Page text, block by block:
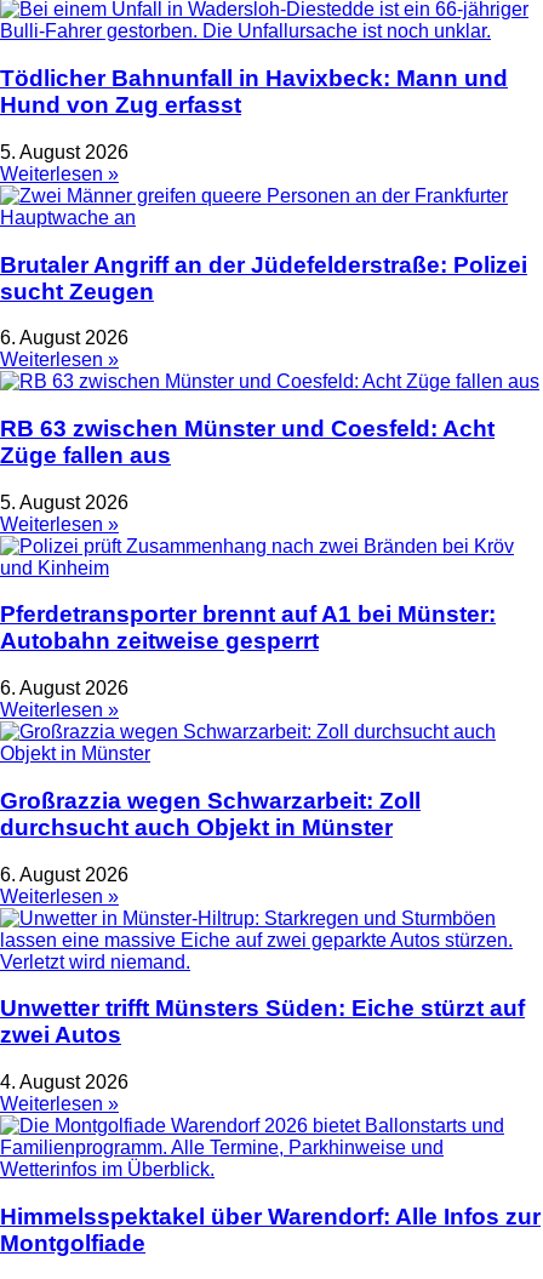
Tödlicher Bahnunfall in Havixbeck: Mann und
Hund von Zug erfasst
5. August 2026
Weiterlesen »
Brutaler Angriff an der Jüdefelderstraße: Polizei
sucht Zeugen
6. August 2026
Weiterlesen »
RB 63 zwischen Münster und Coesfeld: Acht
Züge fallen aus
5. August 2026
Weiterlesen »
Pferdetransporter brennt auf A1 bei Münster:
Autobahn zeitweise gesperrt
6. August 2026
Weiterlesen »
Großrazzia wegen Schwarzarbeit: Zoll
durchsucht auch Objekt in Münster
6. August 2026
Weiterlesen »
Unwetter trifft Münsters Süden: Eiche stürzt auf
zwei Autos
4. August 2026
Weiterlesen »
Himmelsspektakel über Warendorf: Alle Infos zur
Montgolfiade